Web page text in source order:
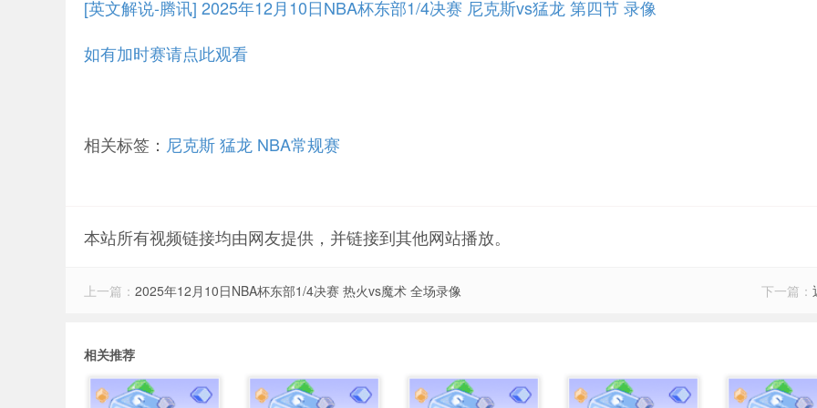
[英文解说-腾讯] 2025年12月10日NBA杯东部1/4决赛 尼克斯vs猛龙 第四节 录像
如有加时赛请点此观看
相关标签： 尼克斯猛龙 NBA常规赛
本站所有视频链接均由网友提供，并链接到其他网站播放。
上一篇： 2025年12月10日NBA杯东部1/4决赛 热火vs魔术 全场录像 下一篇：
相关推荐